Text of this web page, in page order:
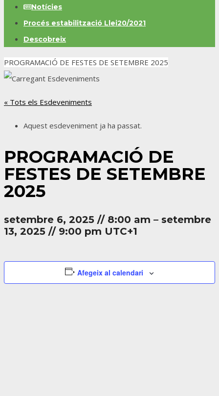
Notícies
Procés estabilització Llei20/2021
Descobreix
PROGRAMACIÓ DE FESTES DE SETEMBRE 2025
« Tots els Esdeveniments
Aquest esdeveniment ja ha passat.
PROGRAMACIÓ DE
FESTES DE SETEMBRE
2025
setembre 6, 2025 // 8:00 am – setembre
13, 2025 // 9:00 pm UTC+1
Afegeix al calendari